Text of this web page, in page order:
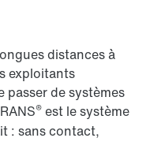
distances à
exploitants
de systèmes
® est le système
: sans contact,